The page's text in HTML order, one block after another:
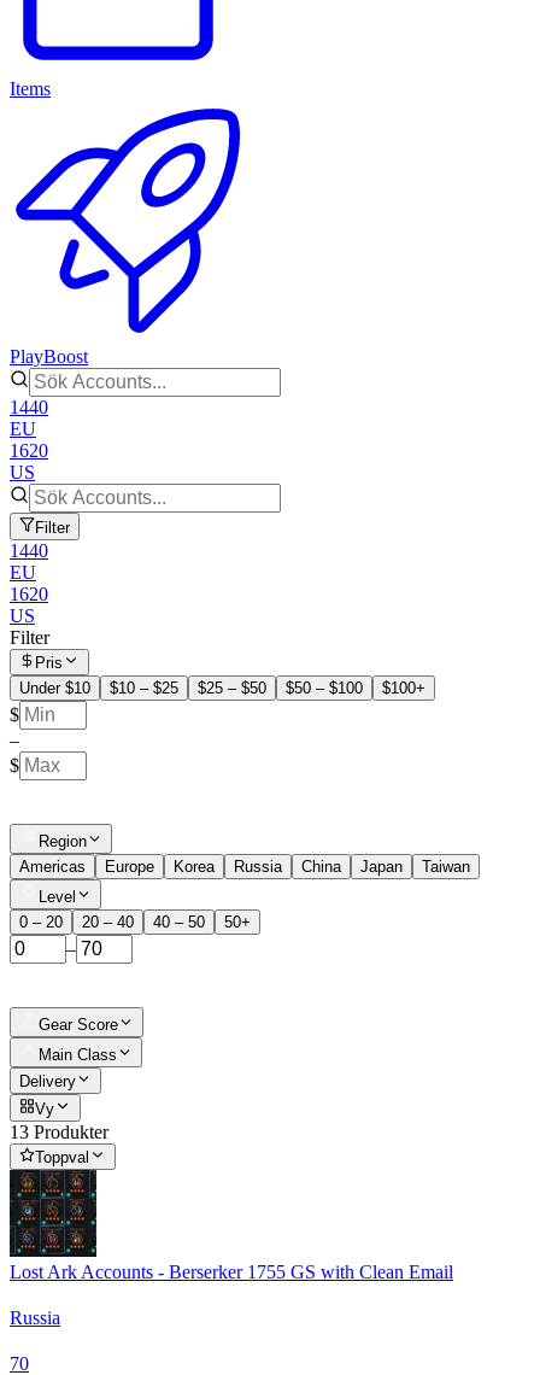
Items
PlayBoost
1440
EU
1620
US
Filter
1440
EU
1620
US
Filter
Pris
Under $10
$10 – $25 $25 – $50 $50 – $100 $100+
$
–
$
Region
Americas
Europe Korea Russia China Japan
Taiwan
Level
0 – 20
20 – 40 40 – 50 50+
–
Gear Score
Main Class
Delivery
Vy
13 Produkter
Toppval
Lost Ark Accounts - Berserker 1755 GS with Clean Email
Russia
70